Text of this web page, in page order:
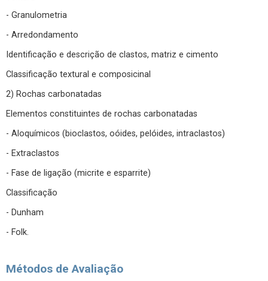
- Granulometria
- Arredondamento
Identificação e descrição de clastos, matriz e cimento
Classificação textural e composicinal
2) Rochas carbonatadas
Elementos constituintes de rochas carbonatadas
- Aloquímicos (bioclastos, oóides, pelóides, intraclastos)
- Extraclastos
- Fase de ligação (micrite e esparrite)
Classificação
- Dunham
- Folk.
Métodos de Avaliação